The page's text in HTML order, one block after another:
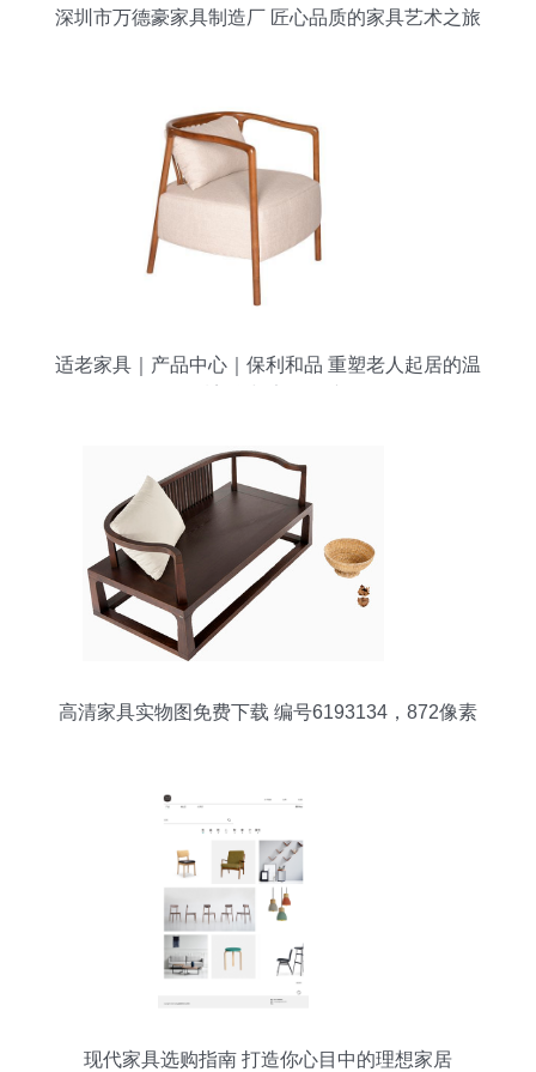
深圳市万德豪家具制造厂 匠心品质的家具艺术之旅
适老家具｜产品中心｜保利和品 重塑老人起居的温
高清家具实物图免费下载 编号6193134，872像素
现代家具选购指南 打造你心目中的理想家居